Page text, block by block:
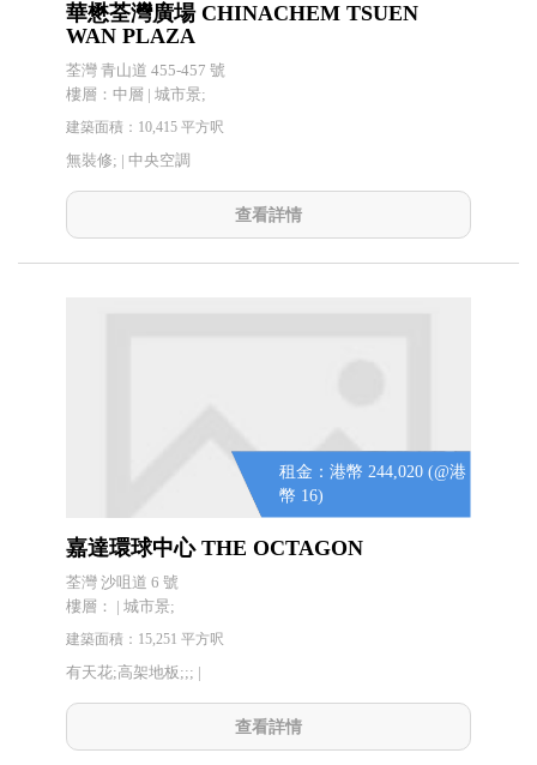
華懋荃灣廣場 CHINACHEM TSUEN
WAN PLAZA
荃灣 青山道 455-457 號
樓層：中層 | 城市景;
建築面積：10,415 平方呎
無裝修; | 中央空調
查看詳情
租金：港幣 244,020 (@港
幣 16)
嘉達環球中心 THE OCTAGON
荃灣 沙咀道 6 號
樓層： | 城市景;
建築面積：15,251 平方呎
有天花;高架地板;;; |
查看詳情